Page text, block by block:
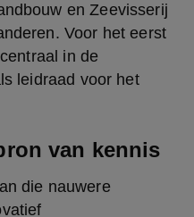
en Zeevisserij
Voor het eerst
in de
leidraad voor het
van kennis
die nauwere